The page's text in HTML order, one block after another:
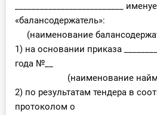
__________________________
«балансодержатель»:
(наименование
1) на основании приказа
года №__
(наименование
2) по результатам тендера в
протоколом о